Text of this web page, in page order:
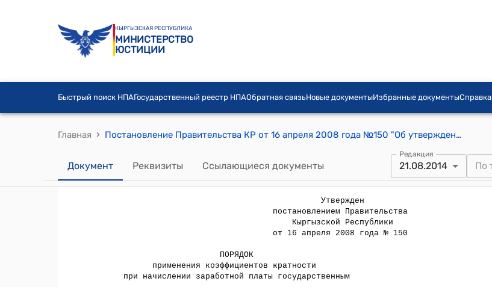
КЫРГЫЗСКАЯ РЕСПУБЛИКА
МИНИСТЕРСТВО
ЮСТИЦИИ
Быстрый поиск НПАГосударственный реестр НПАОбратная связьНовые документыИзбранные документыСправка
Главная › Постановление Правительства КР от 16 апреля 2008 года №150 "Об утверждении Порядка применения коэфицентов кратности при начислении заработной платы государтвенным и муниципальным служащим"
Документ Реквизиты Ссылающиеся документы
Редакция
21.08.2014